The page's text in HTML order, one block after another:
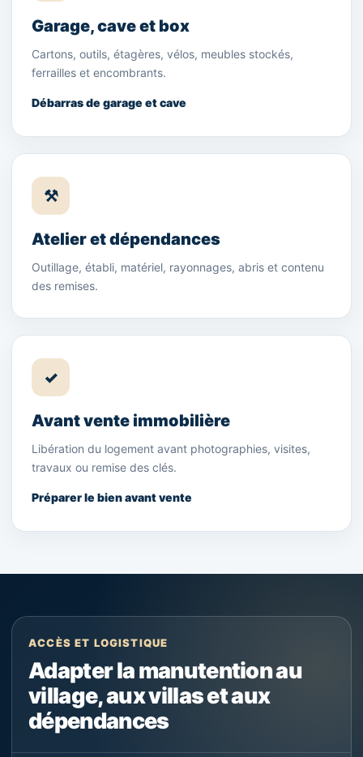
Garage, cave et box
Cartons, outils, étagères, vélos, meubles stockés,
ferrailles et encombrants.
Débarras de garage et cave
⚒
Atelier et dépendances
Outillage, établi, matériel, rayonnages, abris et contenu
des remises.
✓
Avant vente immobilière
Libération du logement avant photographies, visites,
travaux ou remise des clés.
Préparer le bien avant vente
ACCÈS ET LOGISTIQUE
Adapter la manutention au
village, aux villas et aux
dépendances